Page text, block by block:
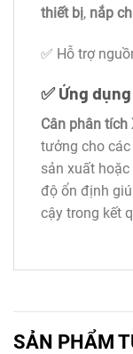
thiết bị, nắp
✅ Hỗ trợ
✅ Ứng
Cân phân tích
tưởng cho
sản xuất
độ ổn định
cậy trong kết
SẢN PHẨM